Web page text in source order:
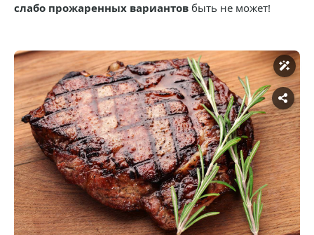
слабо прожаренных вариантов быть не может!